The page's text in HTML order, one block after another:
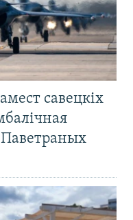
савецкіх
Паветраных